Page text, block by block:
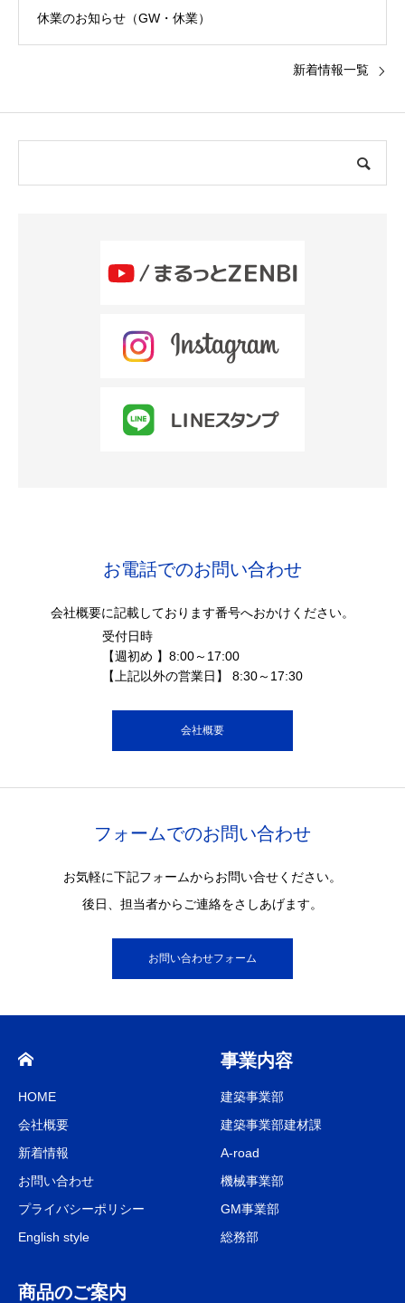
休業のお知らせ（GW・休業）
新着情報一覧
お電話でのお問い合わせ
会社概要に記載しております番号へおかけください。
受付日時
【週初め 】8:00～17:00
【上記以外の営業日】 8:30～17:30
会社概要
フォームでのお問い合わせ
お気軽に下記フォームからお問い合せください。
後日、担当者からご連絡をさしあげます。
お問い合わせフォーム
HOME
会社概要
新着情報
お問い合わせ
プライバシーポリシー
English style
事業内容
建築事業部
建築事業部建材課
A-road
機械事業部
GM事業部
総務部
商品のご案内